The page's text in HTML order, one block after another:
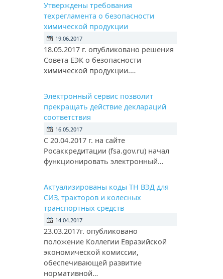
Утверждены требования
техрегламента о безопасности
химической продукции
19.06.2017
18.05.2017 г. опубликовано решения
Совета ЕЭК о безопасности
химической продукции.…
Электронный сервис позволит
прекращать действие деклараций
соответствия
16.05.2017
С 20.04.2017 г. на сайте
Росаккредитации (fsa.gov.ru) начал
функционировать электронный…
Актуализированы коды ТН ВЭД для
СИЗ, тракторов и колесных
транспортных средств
14.04.2017
23.03.2017г. опубликовано
положение Коллегии Евразийской
экономической комиссии,
обеспечивающей развитие
нормативной…